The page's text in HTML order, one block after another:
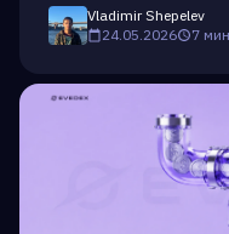
Vladimir Shepelev
24.05.2026
7